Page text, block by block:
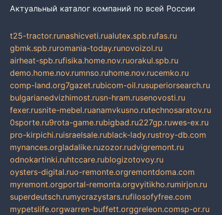
Актуальный каталог компаний по всей России
t25-tractor.runashicveti.rualutex.spb.rufas.ru
gbmk.spb.ruromania-today.runovoizol.ru
airheat-spb.rufisika.home.nov.ruorakul.spb.ru
demo.home.nov.rumnso.ruhome.nov.rucemko.ru
comp-land.org7gazet.rubicom-oil.rusuperiorsearch.ru
bulgarianedvizhimost.rusn-hram.rusenovosti.ru
fexer.rusnite-mebel.ruanamvkusno.rutechnosaratov.ru
0sporte.ru9rota-game.rubigbad.ru227gp.ruwes-ex.ru
pro-kirpichi.ruisraelsale.rublack-lady.rustroy-db.com
mynances.orgladalike.ruzozor.rudvigremont.ru
odnokartinki.ruhtccare.rublogizotovoy.ru
oysters-digital.ruo-remonte.orgremontdoma.com
myremont.orgportal-remonta.orgvyitikho.rumirjon.ru
superdeutsch.rumycrazystars.rufilosofyfree.com
mypetslife.orgwarren-buffett.orggreleon.comsp-or.ru